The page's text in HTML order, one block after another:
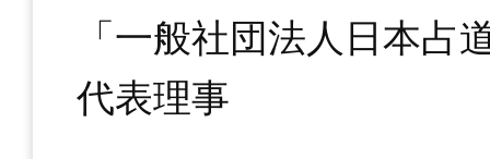
「一般社団法人日本占
代表理事